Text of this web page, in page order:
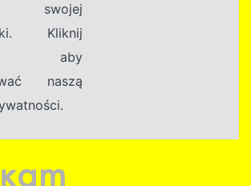
swojej
Kliknij
aby
naszą